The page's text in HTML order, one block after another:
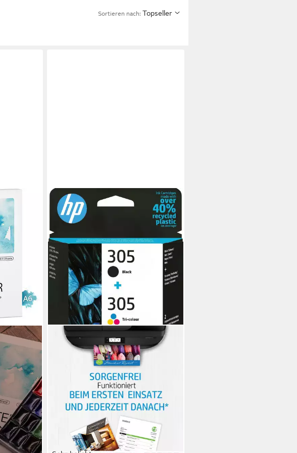
Sortieren nach: Topseller